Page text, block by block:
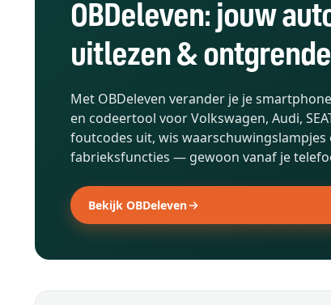
OBDeleven: jouw
uitlezen &
Met OBDeleven verander je je
en codeertool voor Volkswagen, Audi,
foutcodes uit, wis
fabrieksfuncties — gewoon vanaf je
Bekijk OBDeleven